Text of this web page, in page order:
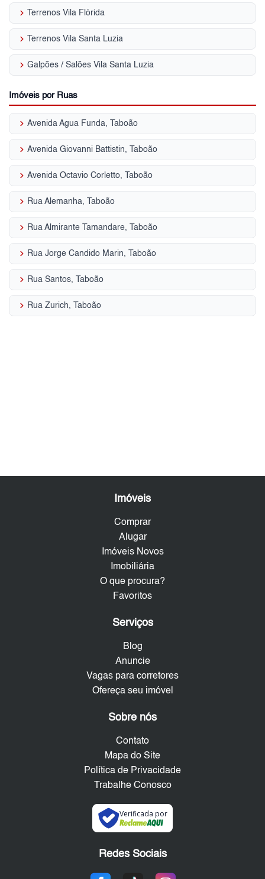
keyboard_arrow_right Terrenos Vila Flórida
keyboard_arrow_right Terrenos Vila Santa Luzia
keyboard_arrow_right Galpões / Salões Vila Santa Luzia
Imóveis por Ruas
keyboard_arrow_right Avenida Agua Funda, Taboão
keyboard_arrow_right Avenida Giovanni Battistin, Taboão
keyboard_arrow_right Avenida Octavio Corletto, Taboão
keyboard_arrow_right Rua Alemanha, Taboão
keyboard_arrow_right Rua Almirante Tamandare, Taboão
keyboard_arrow_right Rua Jorge Candido Marin, Taboão
keyboard_arrow_right Rua Santos, Taboão
keyboard_arrow_right Rua Zurich, Taboão
Imóveis
Comprar
Alugar
Imóveis Novos
Imobiliária
O que procura?
Favoritos
Serviços
Blog
Anuncie
Vagas para corretores
Ofereça seu imóvel
Sobre nós
Contato
Mapa do Site
Política de Privacidade
Trabalhe Conosco
Verificada por
Redes Sociais